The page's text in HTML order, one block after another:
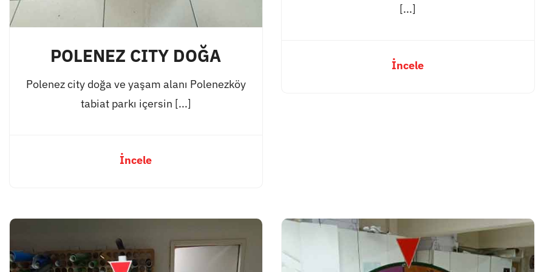
POLENEZ CITY DOĞA
Polenez city doğa ve yaşam alanı Polenezköy
tabiat parkı içersin [...]
İncele
[...]
İncele